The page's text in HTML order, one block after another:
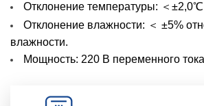
Отклонение температуры: ＜±2,0℃
Отклонение влажности: ＜ ±5%
влажности.
Мощность: 220 В переменного